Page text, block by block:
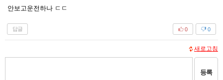
안보고운전하나 ㄷㄷ
답글 0
0
새로고침
등록